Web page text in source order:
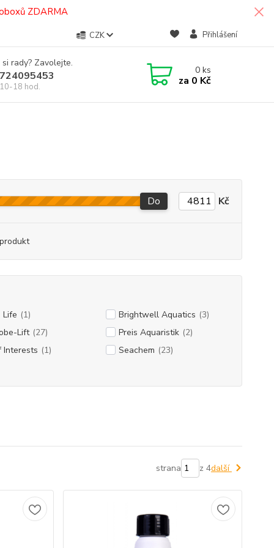
ZDARMA
CZK Přihlášení
rady? Zavolejte.
18 hod.
0ks
za 0 Kč
Do Kč
Life (1) Brightwell Aquatics (3)
Lift (27) Preis Aquaristik (2)
Interests (1) Seachem (23)
strana z 4další